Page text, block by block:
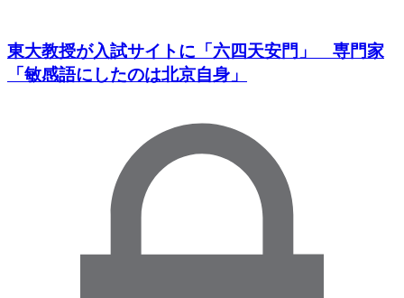
東大教授が入試サイトに「六四天安門」 専門家
「敏感語にしたのは北京自身」